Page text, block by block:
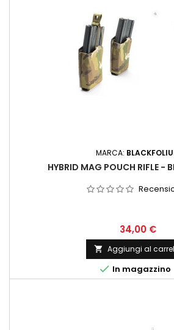
MARCA:
HYBRID MAG POUCH RIFLE -
34,00 €
 Aggiungi al
 In magazzino